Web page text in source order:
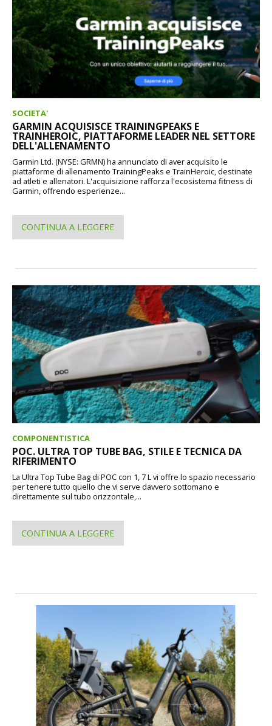
SOCIETA'
GARMIN ACQUISISCE TRAININGPEAKS E
TRAINHEROIC, PIATTAFORME LEADER NEL SETTORE
DELL'ALLENAMENTO
Garmin Ltd. (NYSE: GRMN) ha annunciato di aver acquisito le
piattaforme di allenamento TrainingPeaks e TrainHeroic, destinate
ad atleti e allenatori. L'acquisizione rafforza l'ecosistema fitness di
Garmin, offrendo esperienze...
CONTINUA A LEGGERE
COMPONENTISTICA
POC. ULTRA TOP TUBE BAG, STILE E TECNICA DA
RIFERIMENTO
La Ultra Top Tube Bag di POC con 1, 7 L vi offre lo spazio necessario
per tenere tutto quello che vi serve davvero sottomano e
direttamente sul tubo orizzontale,...
CONTINUA A LEGGERE